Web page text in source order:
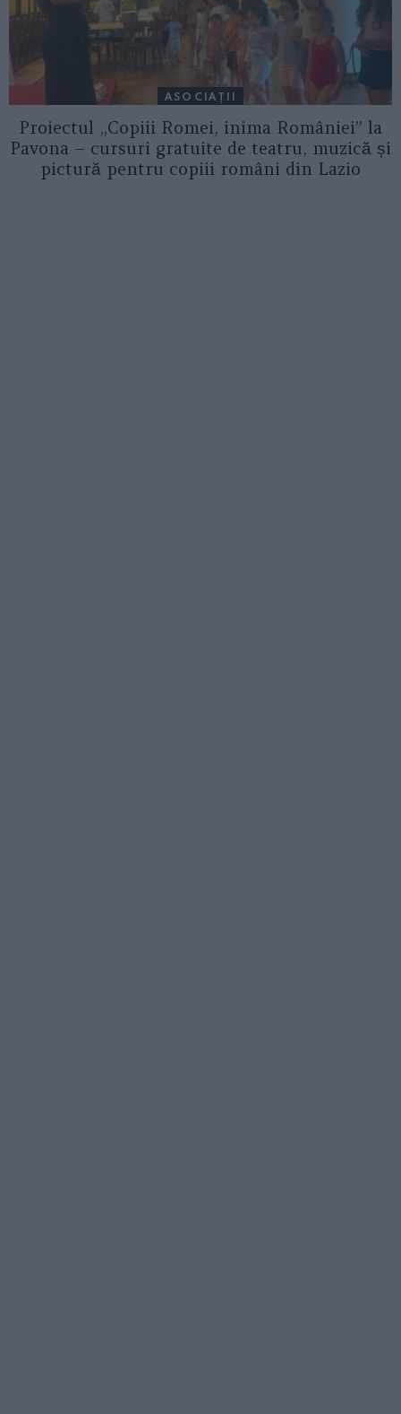
ASOCIAŢII
Proiectul „Copiii Romei, inima României” la
Pavona – cursuri gratuite de teatru, muzică și
pictură pentru copiii români din Lazio